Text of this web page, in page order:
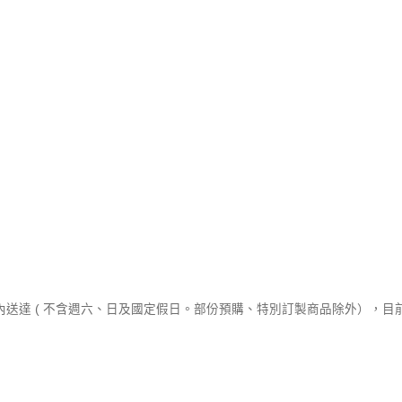
達 ( 不含週六、日及國定假日。部份預購、特別訂製商品除外），目